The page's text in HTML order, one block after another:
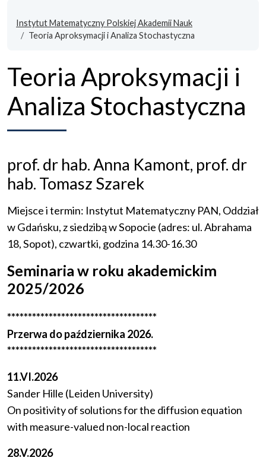
Instytut Matematyczny Polskiej Akademii Nauk
Teoria Aproksymacji i Analiza Stochastyczna
Teoria Aproksymacji i
Analiza Stochastyczna
prof. dr hab. Anna Kamont, prof. dr
hab. Tomasz Szarek
Miejsce i termin: Instytut Matematyczny PAN, Oddział
w Gdańsku, z siedzibą w Sopocie (adres: ul. Abrahama
18, Sopot), czwartki, godzina 14.30-16.30
Seminaria w roku akademickim
2025/2026
************************************
Przerwa do października 2026.
************************************
11.VI.2026
Sander Hille (Leiden University)
On positivity of solutions for the diffusion equation
with measure-valued non-local reaction
28.V.2026